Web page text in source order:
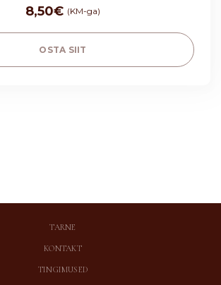
8,50€ (KM-ga)
OSTA SIIT
TARNE
KONTAKT
TINGIMUSED